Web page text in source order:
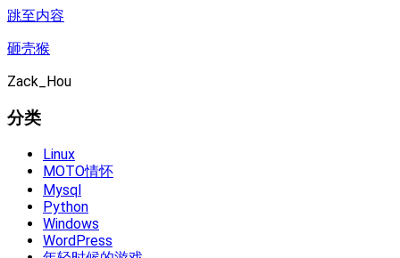
跳至内容
砸壳猴
Zack_Hou
分类
Linux
MOTO情怀
Mysql
Python
Windows
WordPress